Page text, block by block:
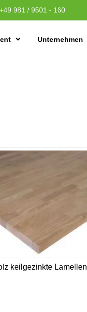
+49 981 / 9501 - 160
Unternehmen
keilgezinkte Lamellen